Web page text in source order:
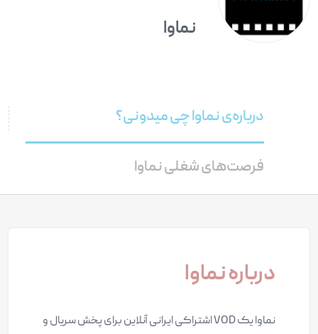
نماوا
درباره‌ی نماوا چی میدونی؟
فرصت‌های شغلی نماوا
درباره نماوا
نماوا یک VOD اشتراکی ایرانی آنلاین برای پخش سریال و